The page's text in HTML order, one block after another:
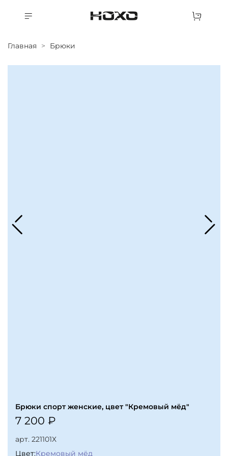
Главная Брюки
Ниже вы найдёте таблицы размеров всех брюк
нашего производства
арт. 221101Х
Брюки спорт женские, цвет "Кремовый мёд"
7 200 ₽
Цвет:Кремовый мёд